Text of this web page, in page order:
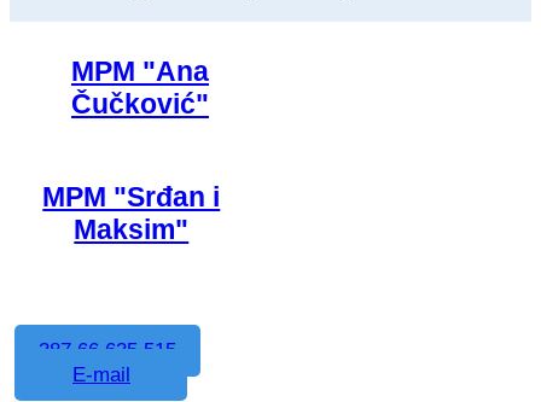
MPM "Ana
Čučković"
MPM "Srđan i
Maksim"
387 66 635 515
E-mail